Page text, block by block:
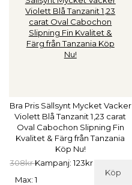
Bra Pris Sällsynt Mycket Vacker
Violett Blå Tanzanit 1,23 carat
Oval Cabochon Slipning Fin
Kvalitet & Färg från Tanzania
Köp Nu!
308krKampanj: 123kr
Köp
Max: 1